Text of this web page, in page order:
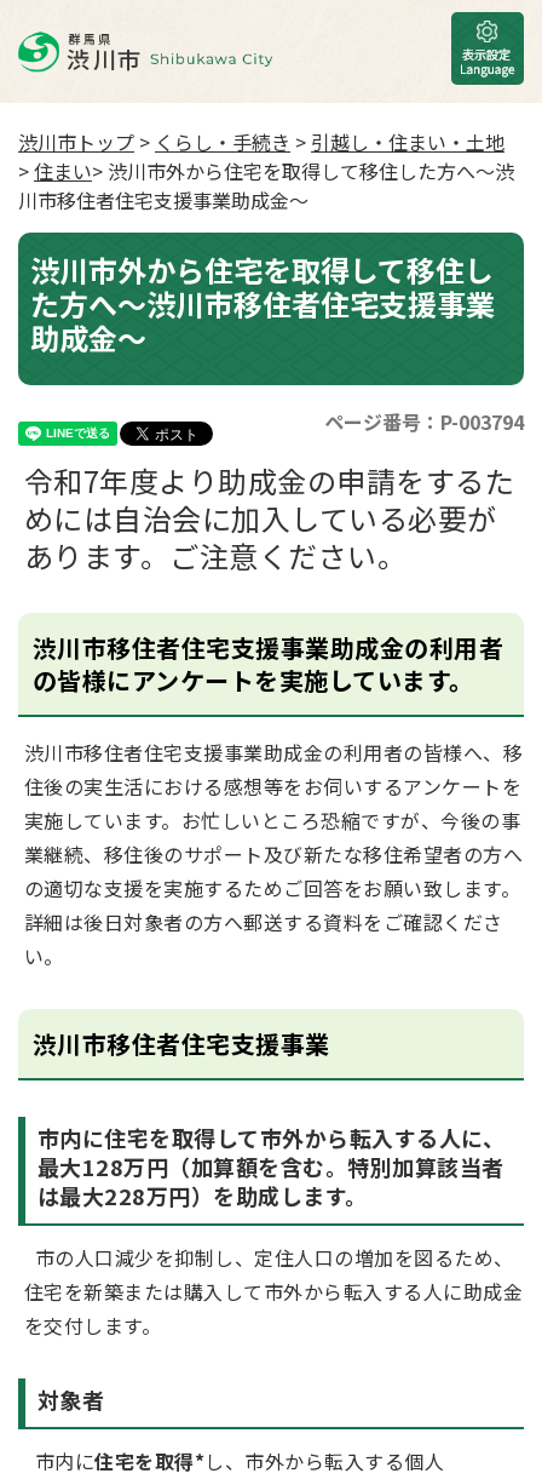
渋川市トップ > くらし・手続き > 引越し・住まい・土地
>住まい> 渋川市外から住宅を取得して移住した方へ〜渋
川市移住者住宅支援事業助成金〜
渋川市外から住宅を取得して移住し
た方へ〜渋川市移住者住宅支援事業
助成金〜
ページ番号：P-003794
令和7年度より助成金の申請をするた
めには自治会に加入している必要が
あります。ご注意ください。
渋川市移住者住宅支援事業助成金の利用者
の皆様にアンケートを実施しています。
渋川市移住者住宅支援事業助成金の利用者の皆様へ、移
住後の実生活における感想等をお伺いするアンケートを
実施しています。お忙しいところ恐縮ですが、今後の事
業継続、移住後のサポート及び新たな移住希望者の方へ
の適切な支援を実施するためご回答をお願い致します。
詳細は後日対象者の方へ郵送する資料をご確認くださ
い。
渋川市移住者住宅支援事業
市内に住宅を取得して市外から転入する人に、
最大128万円（加算額を含む。特別加算該当者
は最大228万円）を助成します。
市の人口減少を抑制し、定住人口の増加を図るため、
住宅を新築または購入して市外から転入する人に助成金
を交付します。
対象者
市内に住宅を取得*し、市外から転入する個人